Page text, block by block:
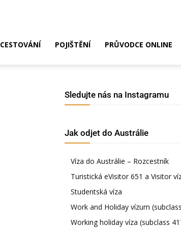
CESTOVÁNÍ POJIŠTĚNÍ PRŮVODCE ONLINE
Sledujte nás na Instagramu
Jak odjet do Austrálie
Víza do Austrálie – Rozcestník
Turistická eVisitor 651 a Visitor
Studentská víza
Work and Holiday vízum
Working holiday víza (subclass